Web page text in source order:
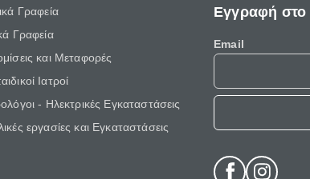
Γραφεία
Γραφεία
και Μεταφορές
Ιατροί
- Ηλεκτρικές Εγκαταστάσεις
εργασίες και Εγκαταστάσεις
Εγγραφή
Email